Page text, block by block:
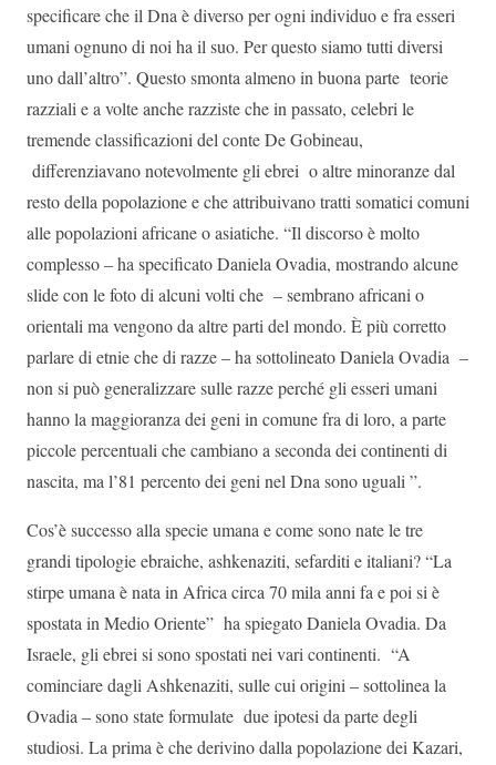
specificare che il Dna è diverso per ogni individuo e fra esseri
umani ognuno di noi ha il suo. Per questo siamo tutti diversi
uno dall’altro”. Questo smonta almeno in buona parte teorie
razziali e a volte anche razziste che in passato, celebri le
tremende classificazioni del conte De Gobineau,
differenziavano notevolmente gli ebrei o altre minoranze dal
resto della popolazione e che attribuivano tratti somatici comuni
alle popolazioni africane o asiatiche. “Il discorso è molto
complesso – ha specificato Daniela Ovadia, mostrando alcune
slide con le foto di alcuni volti che – sembrano africani o
orientali ma vengono da altre parti del mondo. È più corretto
parlare di etnie che di razze – ha sottolineato Daniela Ovadia –
non si può generalizzare sulle razze perché gli esseri umani
hanno la maggioranza dei geni in comune fra di loro, a parte
piccole percentuali che cambiano a seconda dei continenti di
nascita, ma l’81 percento dei geni nel Dna sono uguali ”.
Cos’è successo alla specie umana e come sono nate le tre
grandi tipologie ebraiche, ashkenaziti, sefarditi e italiani? “La
stirpe umana è nata in Africa circa 70 mila anni fa e poi si è
spostata in Medio Oriente” ha spiegato Daniela Ovadia. Da
Israele, gli ebrei si sono spostati nei vari continenti. “A
cominciare dagli Ashkenaziti, sulle cui origini – sottolinea la
Ovadia – sono state formulate due ipotesi da parte degli
studiosi. La prima è che derivino dalla popolazione dei Kazari,